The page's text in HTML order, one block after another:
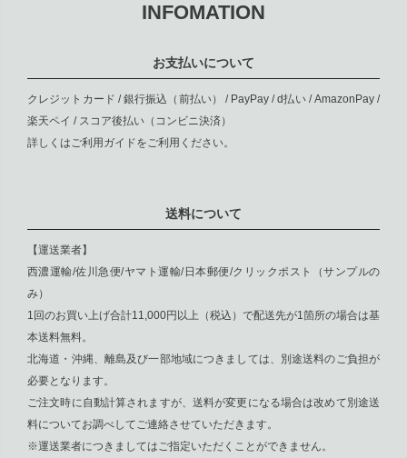
INFOMATION
お支払いについて
クレジットカード / 銀行振込（前払い） / PayPay / d払い / AmazonPay /
楽天ペイ / スコア後払い（コンビニ決済）
詳しくはご利用ガイドをご利用ください。
送料について
【運送業者】
西濃運輸/佐川急便/ヤマト運輸/日本郵便/クリックポスト（サンプルの
み）
1回のお買い上げ合計11,000円以上（税込）で配送先が1箇所の場合は基
本送料無料。
北海道・沖縄、離島及び一部地域につきましては、別途送料のご負担が
必要となります。
ご注文時に自動計算されますが、送料が変更になる場合は改めて別途送
料についてお調べしてご連絡させていただきます。
※運送業者につきましてはご指定いただくことができません。